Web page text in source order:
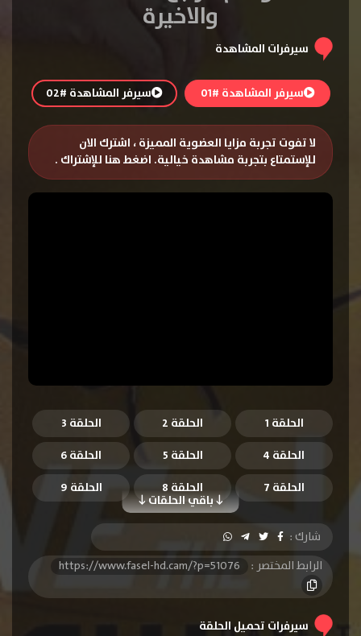
والاخيرة
سيرفرات المشاهدة
سيرفر المشاهدة #01 سيرفر المشاهدة #02
لا تفوت تجربة مزايا العضوية المميزة ، اشترك الان
للإستمتاع بتجربة مشاهدة خيالية. اضغط هنا للإشتراك .
الحلقة 1 الحلقة 2
الحلقة 3
الحلقة 4
الحلقة 5 الحلقة 6
باقي الحلقات
الحلقة 7 الحلقة 8
الحلقة 9
الحلقة 10
الحلقة 11
الحلقة 12
الحلقة 13
الحلقة 14
الحلقة 15
الحلقة 16
شارك :
الرابط المختصر :
https://www.fasel-hd.cam/?p=51076
سيرفرات تحميل الحلقة